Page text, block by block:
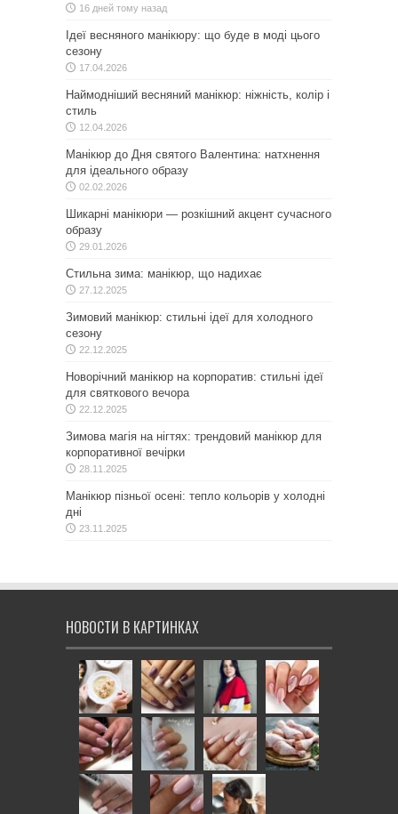
16 дней тому назад
Ідеї весняного манікюру: що буде в моді цього
сезону
17.04.2026
Наймодніший весняний манікюр: ніжність, колір і
стиль
12.04.2026
Манікюр до Дня святого Валентина: натхнення
для ідеального образу
02.02.2026
Шикарні манікюри — розкішний акцент сучасного
образу
29.01.2026
Стильна зима: манікюр, що надихає
27.12.2025
Зимовий манікюр: стильні ідеї для холодного
сезону
22.12.2025
Новорічний манікюр на корпоратив: стильні ідеї
для святкового вечора
22.12.2025
Зимова магія на нігтях: трендовий манікюр для
корпоративної вечірки
28.11.2025
Манікюр пізньої осені: тепло кольорів у холодні
дні
23.11.2025
НОВОСТИ В КАРТИНКАХ